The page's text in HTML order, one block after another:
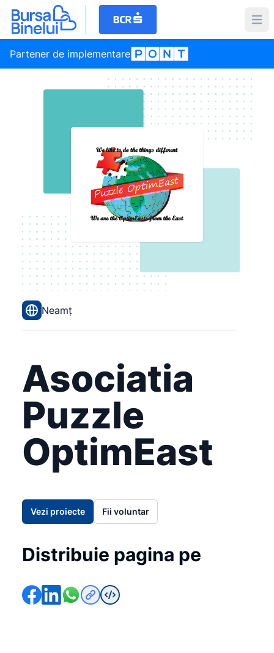
Partener de implementare
Neamț
Asociatia
Puzzle
OptimEast
Vezi proiecte Fii voluntar
Distribuie pagina pe